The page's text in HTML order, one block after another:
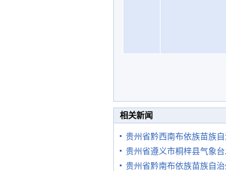
相关新闻
贵州省黔西南布依族苗族
贵州省遵义市桐梓县气象
贵州省黔南布依族苗族自